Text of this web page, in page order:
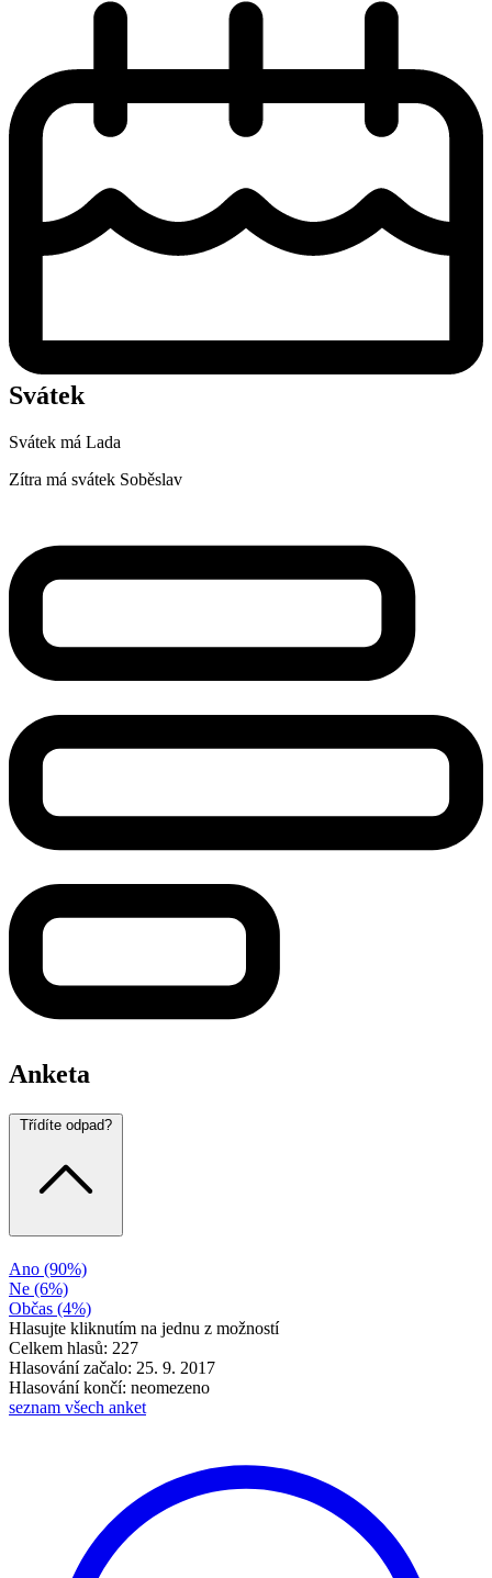
Svátek
Svátek má Lada
Zítra má svátek Soběslav
Anketa
Třídíte odpad?
Ano (90%)
Ne (6%)
Občas (4%)
Hlasujte kliknutím na jednu z možností
Celkem hlasů: 227
Hlasování začalo: 25. 9. 2017
Hlasování končí: neomezeno
seznam všech anket